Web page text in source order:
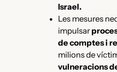
Israel.
Les mesures
impulsar
de comptes i
milions de
vulneracions